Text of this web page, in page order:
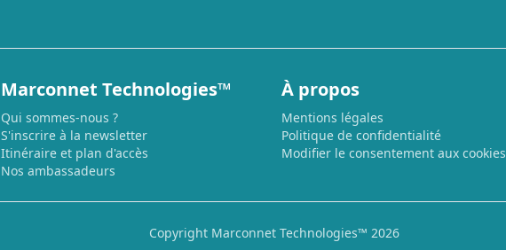
Marconnet Technologies™
Qui sommes-nous ?
S'inscrire à la newsletter
Itinéraire et plan d'accès
Nos ambassadeurs
À propos
Mentions légales
Politique de confidentialité
Modifier le consentement aux cookies
Copyright Marconnet Technologies™ 2026